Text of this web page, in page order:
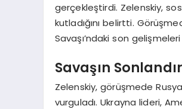
gerçekleştirdi. Zelenskiy,
kutladığını belirtti.
Savaşı’ndaki son
Savaşın
Zelenskiy, görüşmede
vurguladı. Ukrayna lideri,